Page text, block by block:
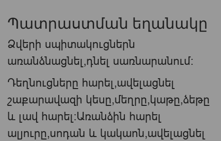
Պատրաստման եղանակը
Ձվերի սպիտակուցներն
առանձնացնել,դնել սառնարանում:
Դեղնուցները հարել,ավելացնել
շաքարավազի կեսը,մեղրը,կաթը,ձեթը
և լավ հարել:Առանձին հարել
ալյուրը,սոդան և կակաոն,ավելացնել